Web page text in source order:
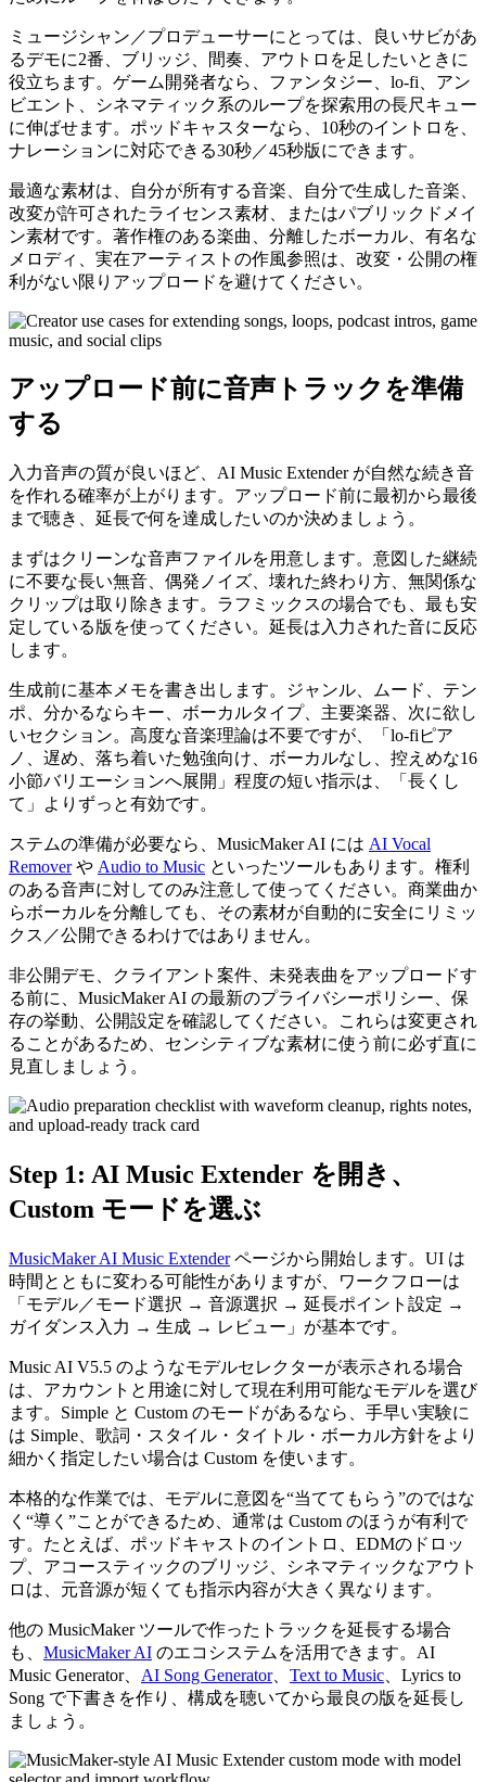
ミュージシャン／プロデューサーにとっては、良いサビがあ
るデモに2番、ブリッジ、間奏、アウトロを足したいときに
役立ちます。ゲーム開発者なら、ファンタジー、lo-fi、アン
ビエント、シネマティック系のループを探索用の長尺キュー
に伸ばせます。ポッドキャスターなら、10秒のイントロを、
ナレーションに対応できる30秒／45秒版にできます。
最適な素材は、自分が所有する音楽、自分で生成した音楽、
改変が許可されたライセンス素材、またはパブリックドメイ
ン素材です。著作権のある楽曲、分離したボーカル、有名な
メロディ、実在アーティストの作風参照は、改変・公開の権
利がない限りアップロードを避けてください。
アップロード前に音声トラックを準備
する
入力音声の質が良いほど、AI Music Extender が自然な続き音
を作れる確率が上がります。アップロード前に最初から最後
まで聴き、延長で何を達成したいのか決めましょう。
まずはクリーンな音声ファイルを用意します。意図した継続
に不要な長い無音、偶発ノイズ、壊れた終わり方、無関係な
クリップは取り除きます。ラフミックスの場合でも、最も安
定している版を使ってください。延長は入力された音に反応
します。
生成前に基本メモを書き出します。ジャンル、ムード、テン
ポ、分かるならキー、ボーカルタイプ、主要楽器、次に欲し
いセクション。高度な音楽理論は不要ですが、「lo-fiピア
ノ、遅め、落ち着いた勉強向け、ボーカルなし、控えめな16
小節バリエーションへ展開」程度の短い指示は、「長くし
て」よりずっと有効です。
ステムの準備が必要なら、MusicMaker AI には AI Vocal
Removerや Audio to Music といったツールもあります。権利
のある音声に対してのみ注意して使ってください。商業曲か
らボーカルを分離しても、その素材が自動的に安全にリミッ
クス／公開できるわけではありません。
非公開デモ、クライアント案件、未発表曲をアップロードす
る前に、MusicMaker AI の最新のプライバシーポリシー、保
存の挙動、公開設定を確認してください。これらは変更され
ることがあるため、センシティブな素材に使う前に必ず直に
見直しましょう。
Step 1: AI Music Extender を開き、
Custom モードを選ぶ
MusicMaker AI Music Extenderページから開始します。UI は
時間とともに変わる可能性がありますが、ワークフローは
「モデル／モード選択 → 音源選択 → 延長ポイント設定 →
ガイダンス入力 → 生成 → レビュー」が基本です。
Music AI V5.5 のようなモデルセレクターが表示される場合
は、アカウントと用途に対して現在利用可能なモデルを選び
ます。Simple と Custom のモードがあるなら、手早い実験に
は Simple、歌詞・スタイル・タイトル・ボーカル方針をより
細かく指定したい場合は Custom を使います。
本格的な作業では、モデルに意図を“当ててもらう”のではな
く“導く”ことができるため、通常は Custom のほうが有利で
す。たとえば、ポッドキャストのイントロ、EDMのドロッ
プ、アコースティックのブリッジ、シネマティックなアウト
ロは、元音源が短くても指示内容が大きく異なります。
他の MusicMaker ツールで作ったトラックを延長する場合
も、 MusicMaker AI のエコシステムを活用できます。AI
Music Generator、 AI Song Generator、 Text to Music 、Lyrics to
Song で下書きを作り、構成を聴いてから最良の版を延長し
ましょう。